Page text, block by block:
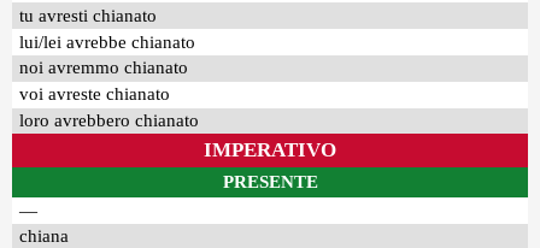
tu avresti chianato
lui/lei avrebbe chianato
noi avremmo chianato
voi avreste chianato
loro avrebbero chianato
IMPERATIVO
PRESENTE
—
chiana